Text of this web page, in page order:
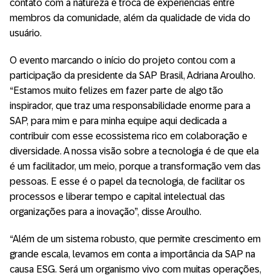
contato com a natureza e troca de experiências entre
membros da comunidade, além da qualidade de vida do
usuário.
O evento marcando o início do projeto contou com a
participação da presidente da SAP Brasil, Adriana Aroulho.
“Estamos muito felizes em fazer parte de algo tão
inspirador, que traz uma responsabilidade enorme para a
SAP, para mim e para minha equipe aqui dedicada a
contribuir com esse ecossistema rico em colaboração e
diversidade. A nossa visão sobre a tecnologia é de que ela
é um facilitador, um meio, porque a transformação vem das
pessoas. E esse é o papel da tecnologia, de facilitar os
processos e liberar tempo e capital intelectual das
organizações para a inovação”, disse Aroulho.
“Além de um sistema robusto, que permite crescimento em
grande escala, levamos em conta a importância da SAP na
causa ESG. Será um organismo vivo com muitas operações,